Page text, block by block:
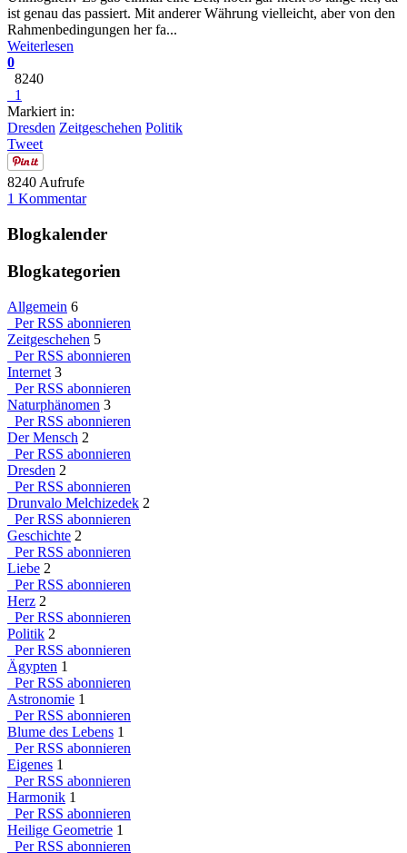
ist genau das passiert. Mit anderer Währung vielleicht, aber von den
Rahmenbedingungen her fa...
Weiterlesen
0
8240
1
Markiert in:
Dresden Zeitgeschehen Politik
Tweet
8240 Aufrufe
1 Kommentar
Blogkalender
Blogkategorien
Allgemein 6
Per RSS abonnieren
Zeitgeschehen 5
Per RSS abonnieren
Internet 3
Per RSS abonnieren
Naturphänomen 3
Per RSS abonnieren
Der Mensch 2
Per RSS abonnieren
Dresden 2
Per RSS abonnieren
Drunvalo Melchizedek 2
Per RSS abonnieren
Geschichte 2
Per RSS abonnieren
Liebe 2
Per RSS abonnieren
Herz 2
Per RSS abonnieren
Politik 2
Per RSS abonnieren
Ägypten 1
Per RSS abonnieren
Astronomie 1
Per RSS abonnieren
Blume des Lebens 1
Per RSS abonnieren
Eigenes 1
Per RSS abonnieren
Harmonik 1
Per RSS abonnieren
Heilige Geometrie 1
Per RSS abonnieren